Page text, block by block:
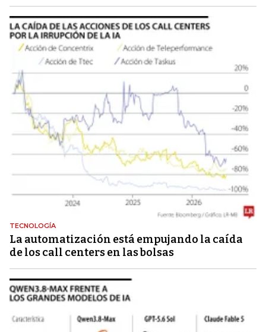
TECNOLOGÍA
La automatización está empujando la caída
de los call centers en las bolsas